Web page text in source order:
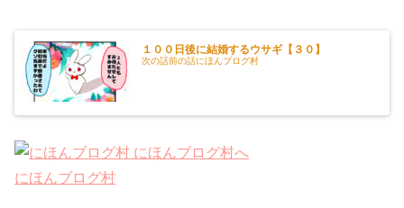
１００日後に結婚するウサギ【３０】
次の話前の話にほんブログ村
にほんブログ村